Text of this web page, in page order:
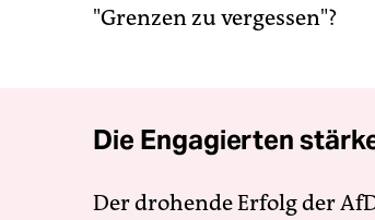
"Grenzen zu vergessen"?
Die Engagierten
Der drohende Erfolg der